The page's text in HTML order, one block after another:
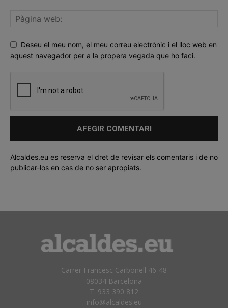
Deseu el meu nom, el meu correu electrònic i el lloc web en
aquest navegador per a la propera vegada que ho faci.
Alcaldes.eu es reserva el dret de revisar els comentaris i de no
publicar-los en cas de no ser apropiats.
Carrer Francesc Carbonell 46-48
08034 Barcelona
T. 933 390 812
info@alcaldes.eu